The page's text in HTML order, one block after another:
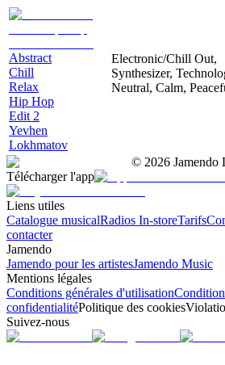
Abstract
Chill
Relax
Hip Hop
Edit 2
Yevhen
Lokhmatov
Electronic/Chill Out,
Synthesizer,
Neutral, Calm,
© 2026 Jamendo
Télécharger l'app
Liens utiles
Catalogue musicalRadios In-storeTarifs
contacter
Jamendo
Jamendo pour les artistesJamendo Music
Mentions légales
Conditions générales d'utilisation
confidentialitéPolitique des cookies
Suivez-nous